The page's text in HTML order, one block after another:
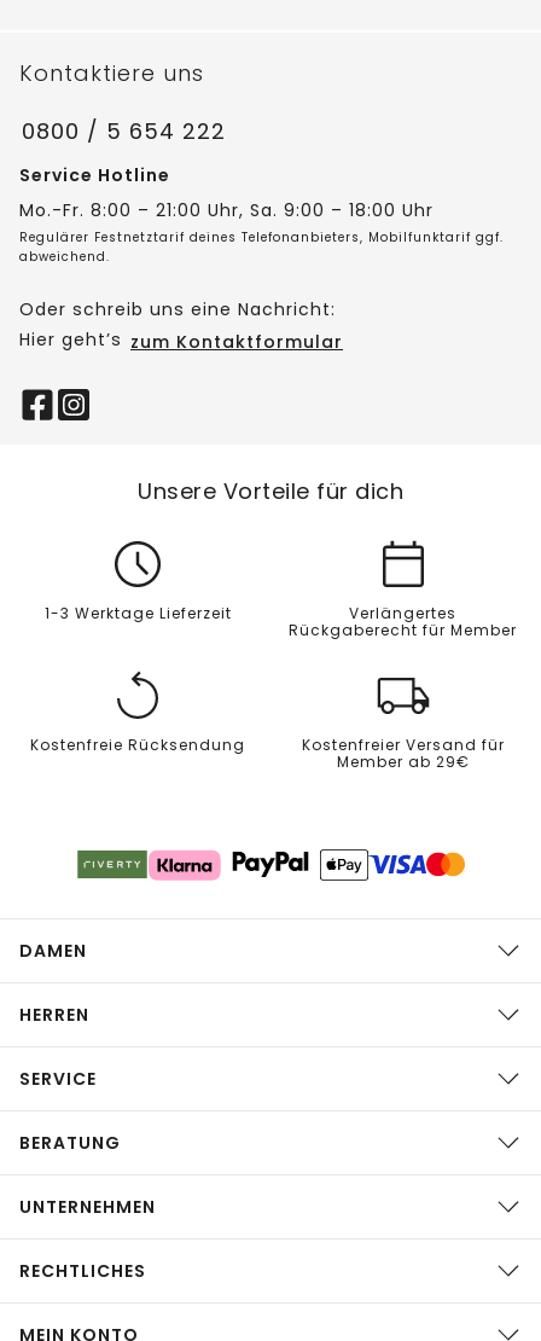
Kontaktiere uns
0800 / 5 654 222
Service Hotline
Mo.-Fr. 8:00 – 21:00 Uhr, Sa. 9:00 – 18:00 Uhr
Regulärer Festnetztarif deines Telefonanbieters, Mobilfunktarif ggf.
abweichend.
Oder schreib uns eine Nachricht:
Hier geht’s zum Kontaktformular
Unsere Vorteile für dich
1-3 Werktage Lieferzeit
Verlängertes
Rückgaberecht für Member
Kostenfreie Rücksendung
Kostenfreier Versand für
Member ab 29€
DAMEN
HERREN
SERVICE
BERATUNG
UNTERNEHMEN
RECHTLICHES
MEIN KONTO